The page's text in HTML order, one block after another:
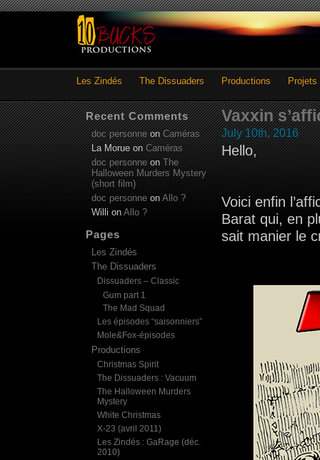
Les Zindés The Dissuaders Productions Projets
Vaxxin
July 10th, 2016
Hello,
Voici enfin
Barat qui, en
sait manier le
Recent Comments
doc personneonCaméras
La MorueonCaméras
doc personneonThe
Halloween Murders Mystery
(short film)
doc personne on Allo ?
Willi on Allo ?
Pages
Les Zindés
The Dissuaders
Dissuaders – Classic
Gum part 1
The Mad Squad
Les épisodes “saisonniers”
Mole&Fox-épisodes
Productions
Christmas Spirit
The Dissuaders : Vacuum
The Halloween Murders
Mystery
White Christmas
X-23 (avril 2011)
Les Zindés : GaRage (déc.
2010)